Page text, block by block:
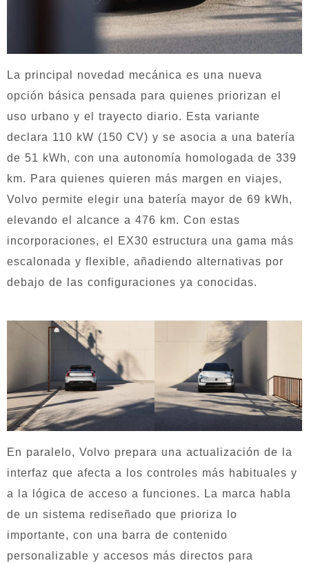
La principal novedad mecánica es una nueva
opción básica pensada para quienes priorizan el
uso urbano y el trayecto diario. Esta variante
declara 110 kW (150 CV) y se asocia a una batería
de 51 kWh, con una autonomía homologada de 339
km. Para quienes quieren más margen en viajes,
Volvo permite elegir una batería mayor de 69 kWh,
elevando el alcance a 476 km. Con estas
incorporaciones, el EX30 estructura una gama más
escalonada y flexible, añadiendo alternativas por
debajo de las configuraciones ya conocidas.
En paralelo, Volvo prepara una actualización de la
interfaz que afecta a los controles más habituales y
a la lógica de acceso a funciones. La marca habla
de un sistema rediseñado que prioriza lo
importante, con una barra de contenido
personalizable y accesos más directos para